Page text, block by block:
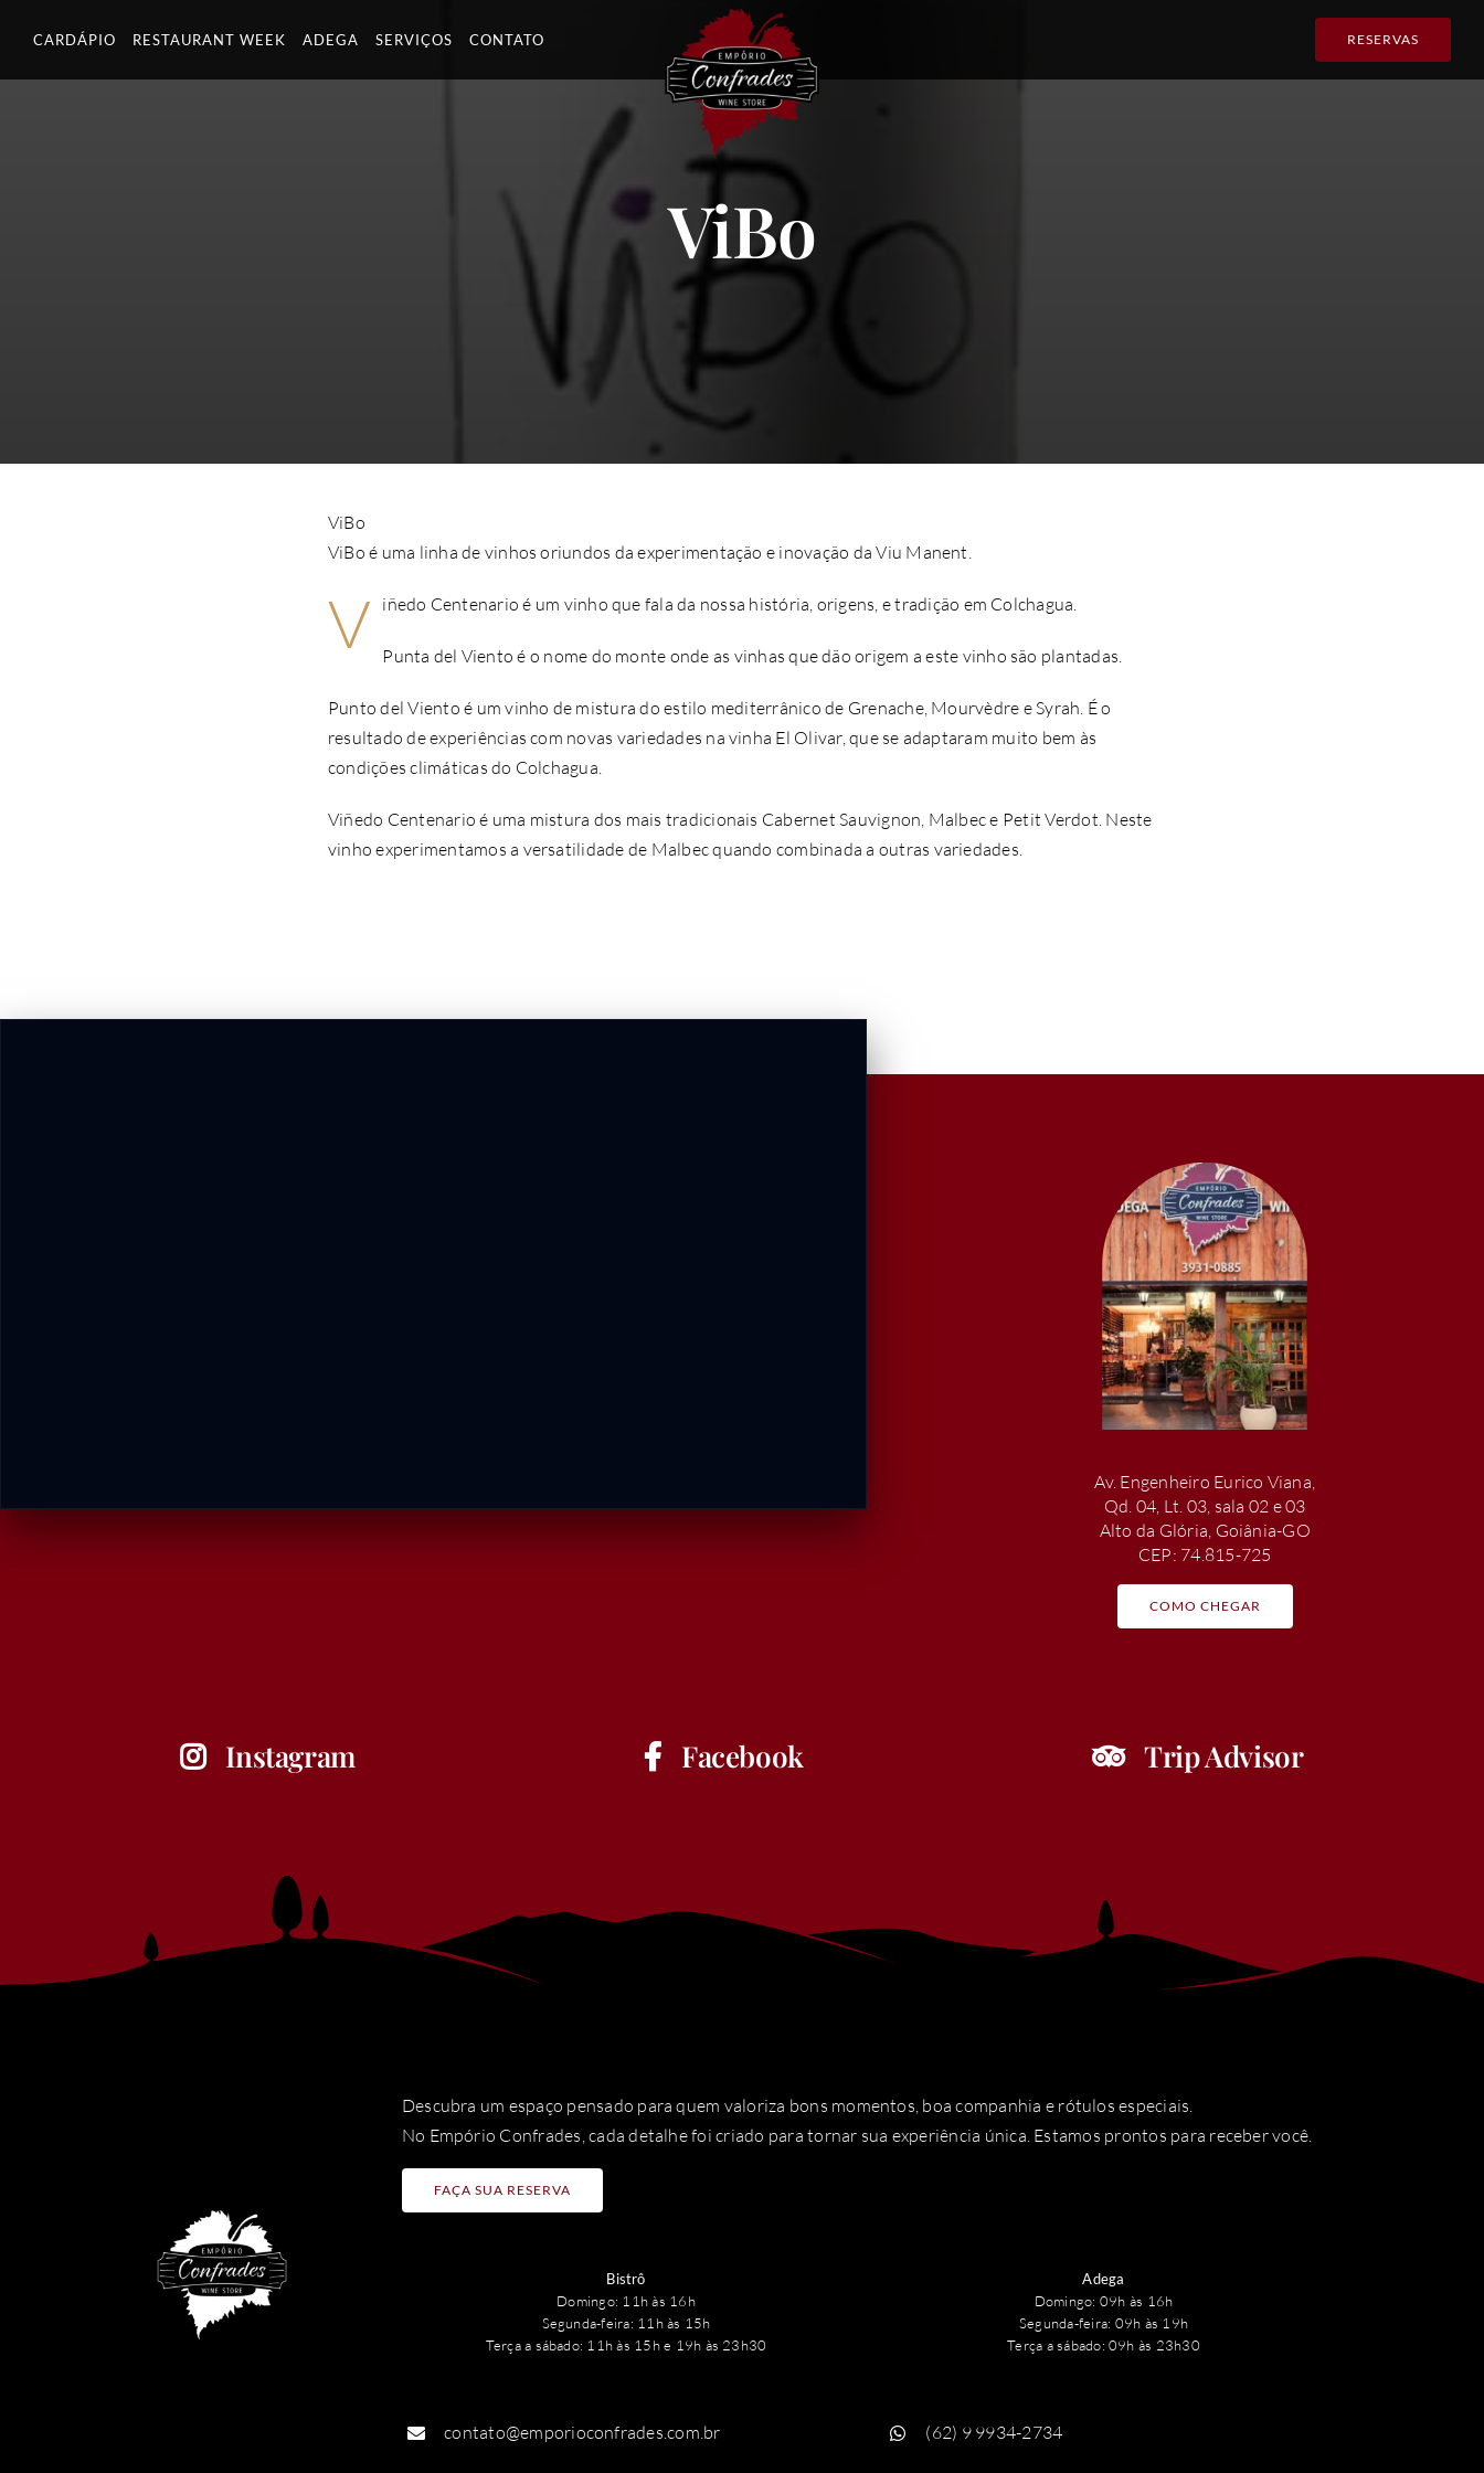
CARDÁPIO RESTAURANT WEEK ADEGA SERVIÇOS CONTATO RESERVAS
ViBo
ViBo
ViBo é uma linha de vinhos oriundos da experimentação e inovação da Viu Manent.
V iñedo Centenario é um vinho que fala da nossa história, origens, e tradição em Colchagua.
Punta del Viento é o nome do monte onde as vinhas que dão origem a este vinho são plantadas.
Punto del Viento é um vinho de mistura do estilo mediterrânico de Grenache, Mourvèdre e Syrah. É o
resultado de experiências com novas variedades na vinha El Olivar, que se adaptaram muito bem às
condições climáticas do Colchagua.
Viñedo Centenario é uma mistura dos mais tradicionais Cabernet Sauvignon, Malbec e Petit Verdot. Neste
vinho experimentamos a versatilidade de Malbec quando combinada a outras variedades.
Av. Engenheiro Eurico Viana,
Qd. 04, Lt. 03, sala 02 e 03
Alto da Glória, Goiânia-GO
CEP: 74.815-725
COMO CHEGAR
Instagram Facebook Trip Advisor
Descubra um espaço pensado para quem valoriza bons momentos, boa companhia e rótulos especiais.
No Empório Confrades, cada detalhe foi criado para tornar sua experiência única. Estamos prontos para receber você.
FAÇA SUA RESERVA
Bistrô
Domingo: 11h às 16h
Segunda-feira: 11h às 15h
Terça a sábado: 11h às 15h e 19h às 23h30
Adega
Domingo: 09h às 16h
Segunda-feira: 09h às 19h
Terça a sábado: 09h às 23h30
contato@emporioconfrades.com.br (62) 9 9934-2734